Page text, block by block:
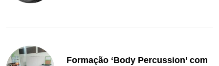
Formação ‘Body Percussion’ com